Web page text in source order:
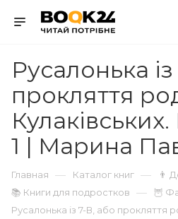
Русалонька
прокляття
1 | Марина
Главная — Каталог книг — 👨
📚 Книги для подростков — 🦉
Русалонька із 7-В, або прокляття